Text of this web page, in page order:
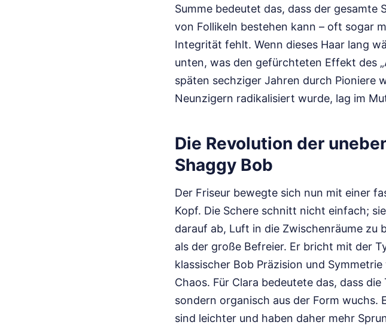
Summe bedeutet das, dass der
von Follikeln bestehen kann – oft sogar
Integrität fehlt. Wenn dieses Haar lang
unten, was den gefürchteten Effekt des
späten sechziger Jahren durch Pioniere
Neunzigern radikalisiert wurde, lag im
Die Revolution der
Shaggy Bob
Der Friseur bewegte sich nun mit einer
Kopf. Die Schere schnitt nicht einfach;
darauf ab, Luft in die Zwischenräume zu
als der große Befreier. Er bricht mit der
klassischer Bob Präzision und
Chaos. Für Clara bedeutete das, dass
sondern organisch aus der Form wuchs.
sind leichter und haben daher mehr